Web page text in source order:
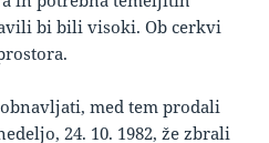
bi bili visoki. Ob cerkvi
med tem prodali
24. 10. 1982, že zbrali